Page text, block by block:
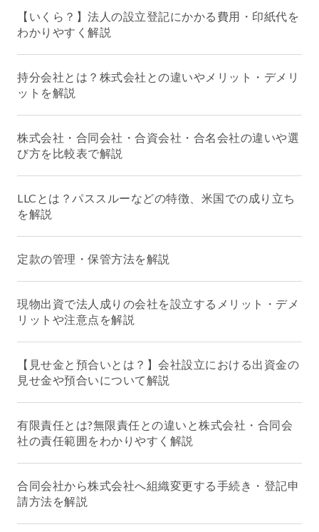
【いくら？】法人の設立登記にかかる費用・印紙代を
わかりやすく解説
持分会社とは？株式会社との違いやメリット・デメリ
ットを解説
株式会社・合同会社・合資会社・合名会社の違いや選
び方を比較表で解説
LLCとは？パススルーなどの特徴、米国での成り立ち
を解説
定款の管理・保管方法を解説
現物出資で法人成りの会社を設立するメリット・デメ
リットや注意点を解説
【見せ金と預合いとは？】会社設立における出資金の
見せ金や預合いについて解説
有限責任とは?無限責任との違いと株式会社・合同会
社の責任範囲をわかりやすく解説
合同会社から株式会社へ組織変更する手続き・登記申
請方法を解説